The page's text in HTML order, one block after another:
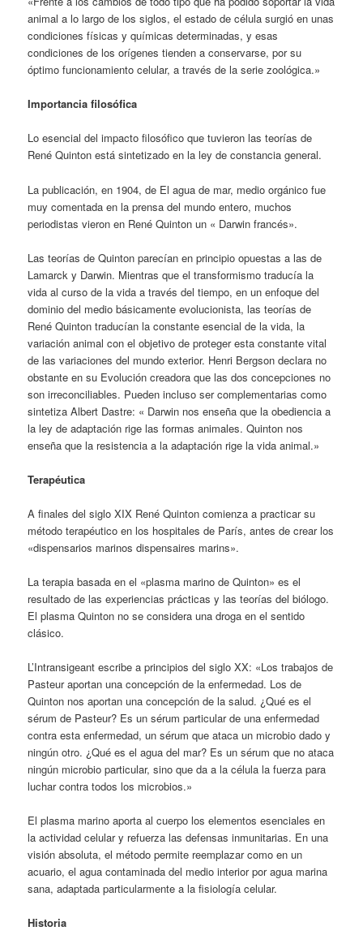
animal a lo largo de los siglos, el estado de célula surgió en unas
condiciones físicas y químicas determinadas, y esas
condiciones de los orígenes tienden a conservarse, por su
óptimo funcionamiento celular, a través de la serie zoológica.»
Importancia filosófica
Lo esencial del impacto filosófico que tuvieron las teorías de
René Quinton está sintetizado en la ley de constancia general.
La publicación, en 1904, de El agua de mar, medio orgánico fue
muy comentada en la prensa del mundo entero, muchos
periodistas vieron en René Quinton un « Darwin francés».
Las teorías de Quinton parecían en principio opuestas a las de
Lamarck y Darwin. Mientras que el transformismo traducía la
vida al curso de la vida a través del tiempo, en un enfoque del
dominio del medio básicamente evolucionista, las teorías de
René Quinton traducían la constante esencial de la vida, la
variación animal con el objetivo de proteger esta constante vital
de las variaciones del mundo exterior. Henri Bergson declara no
obstante en su Evolución creadora que las dos concepciones no
son irreconciliables. Pueden incluso ser complementarias como
sintetiza Albert Dastre: « Darwin nos enseña que la obediencia a
la ley de adaptación rige las formas animales. Quinton nos
enseña que la resistencia a la adaptación rige la vida animal.»
Terapéutica
A finales del siglo XIX René Quinton comienza a practicar su
método terapéutico en los hospitales de París, antes de crear los
«dispensarios marinos dispensaires marins».
La terapia basada en el «plasma marino de Quinton» es el
resultado de las experiencias prácticas y las teorías del biólogo.
El plasma Quinton no se considera una droga en el sentido
clásico.
L’Intransigeant escribe a principios del siglo XX: «Los trabajos de
Pasteur aportan una concepción de la enfermedad. Los de
Quinton nos aportan una concepción de la salud. ¿Qué es el
sérum de Pasteur? Es un sérum particular de una enfermedad
contra esta enfermedad, un sérum que ataca un microbio dado y
ningún otro. ¿Qué es el agua del mar? Es un sérum que no ataca
ningún microbio particular, sino que da a la célula la fuerza para
luchar contra todos los microbios.»
El plasma marino aporta al cuerpo los elementos esenciales en
la actividad celular y refuerza las defensas inmunitarias. En una
visión absoluta, el método permite reemplazar como en un
acuario, el agua contaminada del medio interior por agua marina
sana, adaptada particularmente a la fisiología celular.
Historia